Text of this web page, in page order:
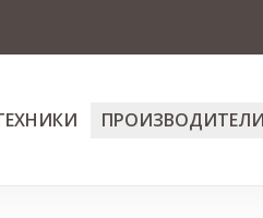
ПРОИЗВОДИТЕЛИ